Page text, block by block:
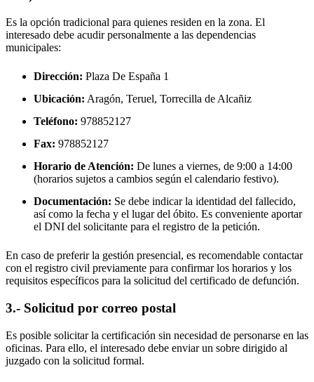
Es la opción tradicional para quienes residen en la zona. El
interesado debe acudir personalmente a las dependencias
municipales:
Dirección: Plaza De España 1
Ubicación: Aragón, Teruel, Torrecilla de Alcañiz
Teléfono: 978852127
Fax: 978852127
Horario de Atención: De lunes a viernes, de 9:00 a 14:00
(horarios sujetos a cambios según el calendario festivo).
Documentación: Se debe indicar la identidad del fallecido,
así como la fecha y el lugar del óbito. Es conveniente aportar
el DNI del solicitante para el registro de la petición.
En caso de preferir la gestión presencial, es recomendable contactar
con el registro civil previamente para confirmar los horarios y los
requisitos específicos para la solicitud del certificado de defunción.
3.- Solicitud por correo postal
Es posible solicitar la certificación sin necesidad de personarse en las
oficinas. Para ello, el interesado debe enviar un sobre dirigido al
juzgado con la solicitud formal.